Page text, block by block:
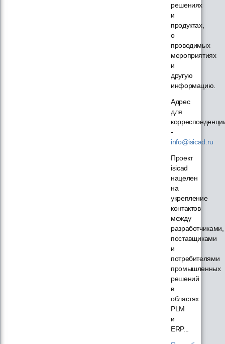
решениях
и
продуктах,
о
проводимых
мероприятиях
и
другую
информацию.
Адрес
для
-
info@isicad.ru
Проект
isicad
нацелен
на
укрепление
контактов
между
разработчиками,
поставщиками
и
потребителями
промышленных
решений
в
областях
PLM
и
ERP...